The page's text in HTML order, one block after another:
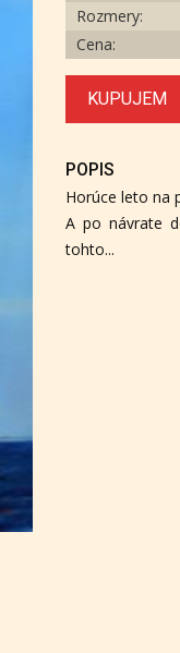
Rozmery:
Cena:
KUPUJEM
POPIS
Horúce leto na
A po návrate
tohto...